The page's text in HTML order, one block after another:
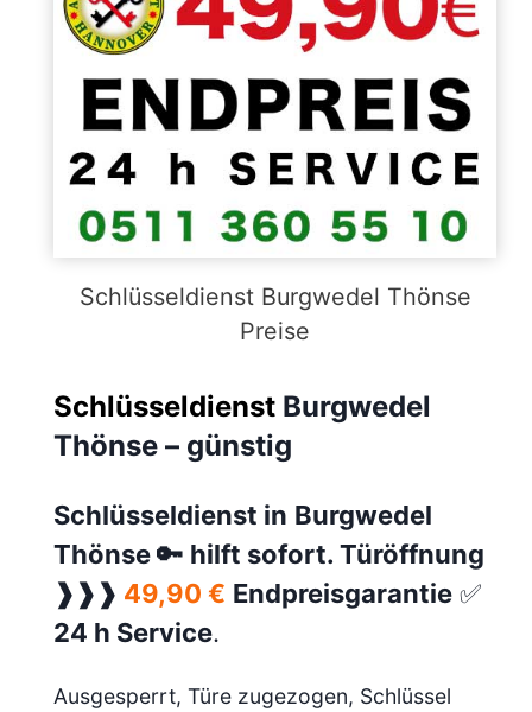
Schlüsseldienst Burgwedel Thönse
Preise
Schlüsseldienst Burgwedel
Thönse – günstig
Schlüsseldienst in Burgwedel
Thönse🔑 hilft sofort. Türöffnung
❱❱❱ 49,90 € Endpreisgarantie ✅
24 h Service.
Ausgesperrt, Türe zugezogen, Schlüssel